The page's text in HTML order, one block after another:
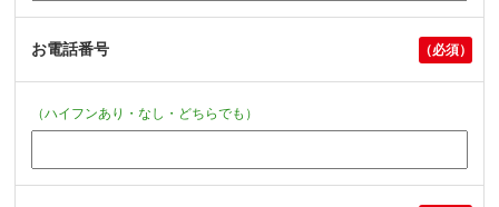
お電話番号
（ハイフンあり・なし・どちらでも）